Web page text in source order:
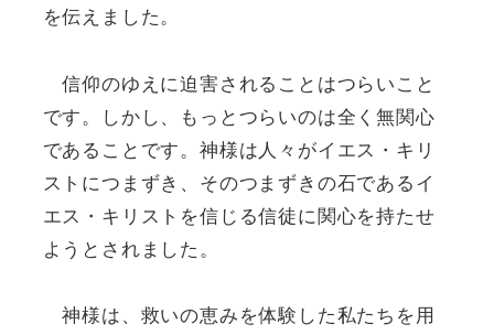
を伝えました。
信仰のゆえに迫害されることはつらいこと
です。しかし、もっとつらいのは全く無関心
であることです。神様は人々がイエス・キリ
ストにつまずき、そのつまずきの石であるイ
エス・キリストを信じる信徒に関心を持たせ
ようとされました。
神様は、救いの恵みを体験した私たちを用